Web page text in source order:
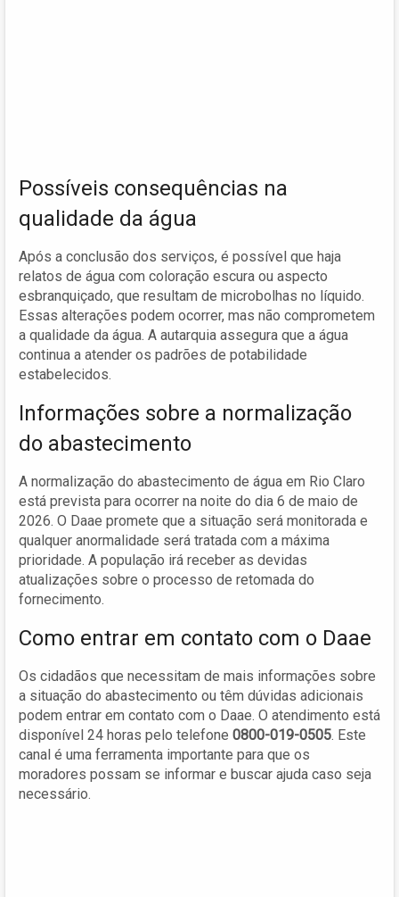
Possíveis consequências na
qualidade da água
Após a conclusão dos serviços, é possível que haja
relatos de água com coloração escura ou aspecto
esbranquiçado, que resultam de microbolhas no líquido.
Essas alterações podem ocorrer, mas não comprometem
a qualidade da água. A autarquia assegura que a água
continua a atender os padrões de potabilidade
estabelecidos.
Informações sobre a normalização
do abastecimento
A normalização do abastecimento de água em Rio Claro
está prevista para ocorrer na noite do dia 6 de maio de
2026. O Daae promete que a situação será monitorada e
qualquer anormalidade será tratada com a máxima
prioridade. A população irá receber as devidas
atualizações sobre o processo de retomada do
fornecimento.
Como entrar em contato com o Daae
Os cidadãos que necessitam de mais informações sobre
a situação do abastecimento ou têm dúvidas adicionais
podem entrar em contato com o Daae. O atendimento está
disponível 24 horas pelo telefone 0800-019-0505. Este
canal é uma ferramenta importante para que os
moradores possam se informar e buscar ajuda caso seja
necessário.